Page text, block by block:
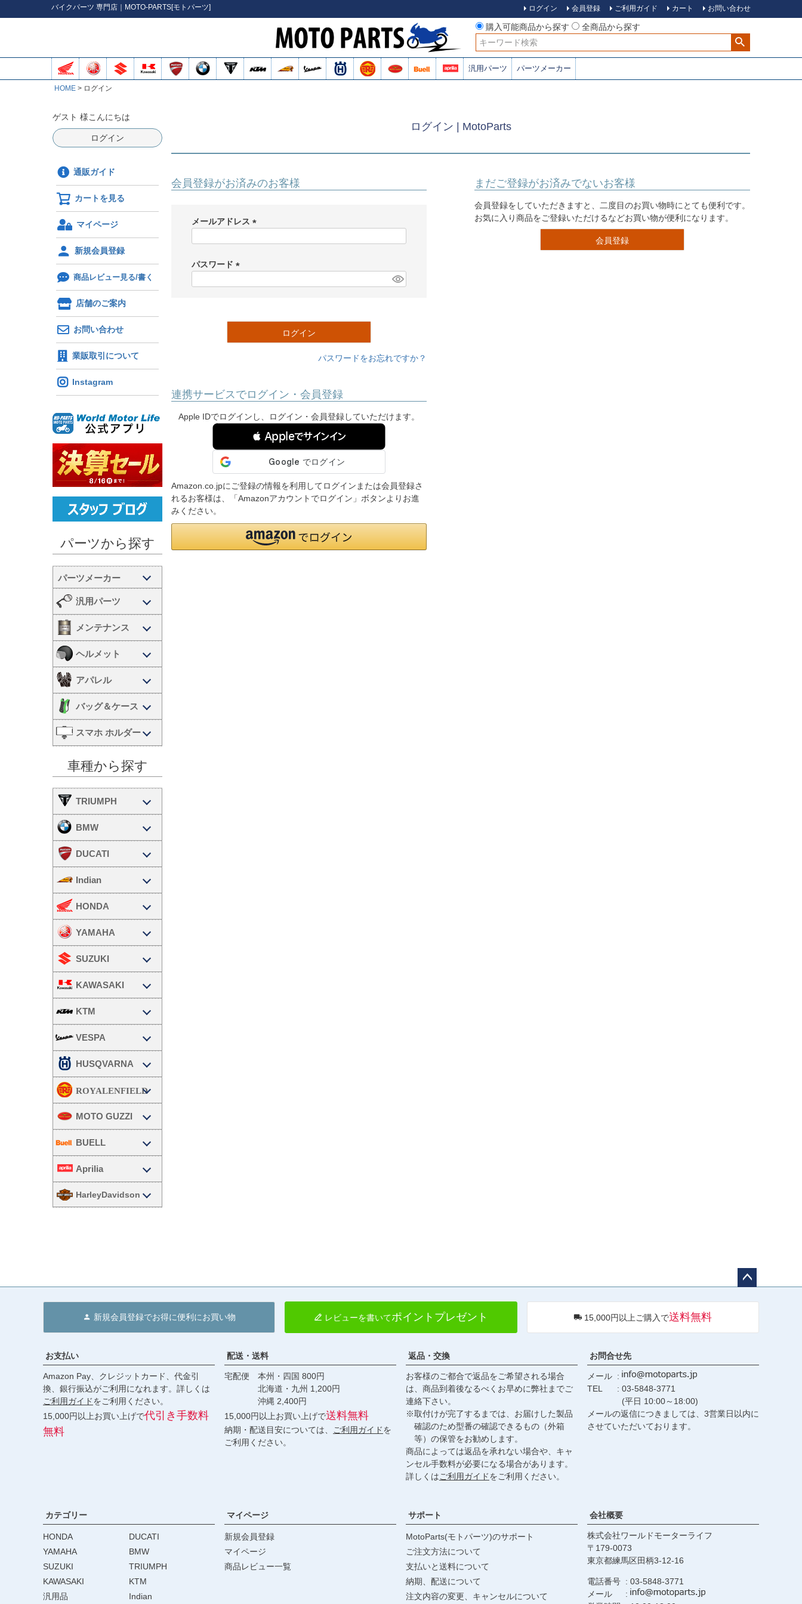
バイクパーツ 専門店｜MOTO-PARTS[モトパーツ] ログイン 会員登録 ご利用ガイド カート お問い合わせ
購入可能商品から探す
全商品から探す
検索
汎用パーツ パーツメーカー
HOME ログイン
ゲスト 様こんにちは
ログイン
通販ガイド
カートを見る
マイページ
新規会員登録
商品レビュー見る/書く
店舗のご案内
お問い合わせ
業販取引について
Instagram
パーツから探す
汎用パーツ
メンテナンス
ヘルメット
アパレル
バッグ＆ケース
スマホ ホルダー
車種から探す
TRIUMPH
BMW
DUCATI
Indian
HONDA
YAMAHA
SUZUKI
KAWASAKI
KTM
VESPA
HUSQVARNA
MOTO GUZZI
BUELL
Aprilia
HarleyDavidson
ログイン | MotoParts
会員登録がお済みのお客様
メールアドレス
)
パスワード
ログイン
パスワードをお忘れですか？
連携サービスでログイン・会員登録
Apple IDでログインし、ログイン・会員登録していただけます。
 Appleでサインイン
Amazon.co.jpにご登録の情報を利用してログインまたは会員登録さ
れるお客様は、「Amazonアカウントでログイン」ボタンよりお進
みください。
まだご登録がお済みでないお客様
会員登録をしていただきますと、二度目のお買い物時にとても便利です。
お気に入り商品をご登録いただけるなどお買い物が便利になります。
会員登録
へ
新規会員登録でお得に便利にお買い物 レビューを書いてポイントプレゼント 15,000円以上ご購入で送料無料
お支払い
Amazon Pay、クレジットカード、代金引
換、銀行振込がご利用になれます。詳しくは
ご利用ガイドをご利用ください。
15,000円以上お買い上げで代引き手数料
無料
配送・送料
宅配便 本州・四国 800円
北海道・九州 1,200円
沖縄 2,400円
15,000円以上お買い上げで送料無料
納期・配送目安については、 ご利用ガイドを
ご利用ください。
返品・交換
お客様のご都合で返品をご希望される場合
は、商品到着後なるべくお早めに弊社までご
連絡下さい。
※取付けが完了するまでは、お届けした製品
確認のため型番の確認できるもの（外箱
等）の保管をお勧めします。
商品によっては返品を承れない場合や、キャ
ンセル手数料が必要になる場合があります。
詳しくはご利用ガイドをご利用ください。
お問合せ先
メール
TEL
03-5848-3771
(平日 10:00～18:00)
メールの返信につきましては、3営業日以内に
させていただいております。
カテゴリー
HONDA
YAMAHA
SUZUKI
KAWASAKI
汎用品
DUCATI
BMW
TRIUMPH
KTM
Indian
マイページ
新規会員登録
マイページ
商品レビュー一覧
サポート
MotoParts(モトパーツ)のサポート
ご注文方法について
支払いと送料について
納期、配送について
注文内容の変更、キャンセルについて
会社概要
株式会社ワールドモーターライフ
179-0073
東京都練馬区田柄3-12-16
電話番号
03-5848-3771
メール